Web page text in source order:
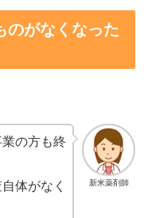
のがなくなった
新米薬剤師
の方も終
体がなく